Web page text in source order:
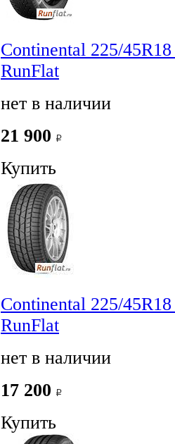
Continental 225/
RunFlat
нет в наличии
21 900
Купить
Continental 225/
RunFlat
нет в наличии
17 200
Купить